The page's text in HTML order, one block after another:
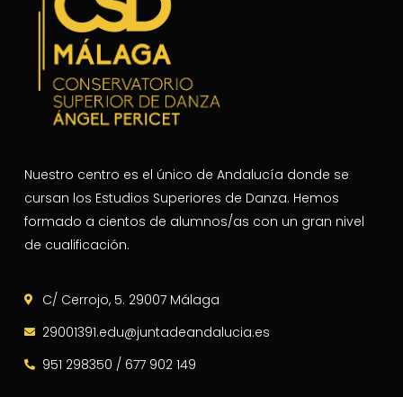
Nuestro centro es el único de Andalucía donde se
cursan los Estudios Superiores de Danza. Hemos
formado a cientos de alumnos/as con un gran nivel
de cualificación.
C/ Cerrojo, 5. 29007 Málaga
29001391.edu@juntadeandalucia.es
951 298350 / 677 902 149